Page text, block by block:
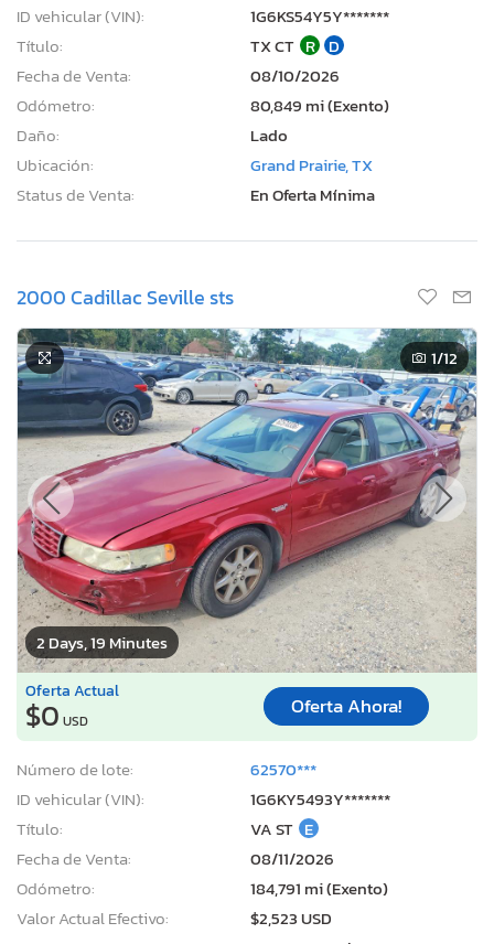
ID vehicular (VIN):
1G6KS54Y5Y*******
Título:
TX CT R D
Fecha de Venta:
08/10/2026
Odómetro:
80,849 mi (Exento)
Daño:
Lado
Ubicación:
Grand Prairie, TX
Status de Venta:
En Oferta Mínima
2000 Cadillac Seville sts
2 Days, 19 Minutes
1/12
Oferta Actual
$0 USD
Oferta Ahora!
Número de lote:
62570***
ID vehicular (VIN):
1G6KY5493Y*******
Título:
VA ST E
Fecha de Venta:
08/11/2026
Odómetro:
184,791 mi (Exento)
Valor Actual Efectivo:
$2,523 USD